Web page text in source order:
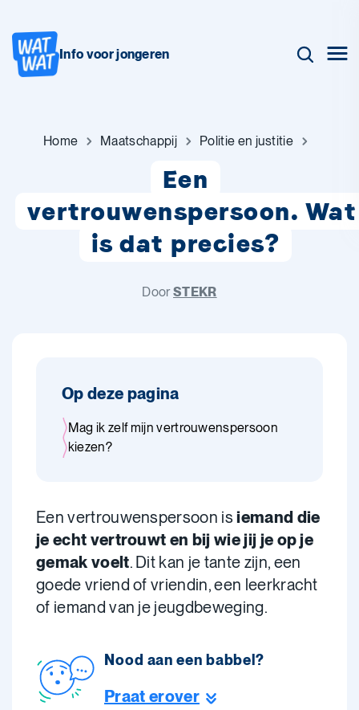
Info voor jongeren
Home Maatschappij Politie en justitie
Een
vertrouwenspersoon. Wat
is dat precies?
DoorSTEKR
Op deze pagina
Mag ik zelf mijn vertrouwenspersoon
kiezen?
Een vertrouwenspersoon isiemand die
je echt vertrouwt en bij wie jij je op je
gemak voelt. Dit kan je tante zijn, een
goede vriend of vriendin, een leerkracht
of iemand van je jeugdbeweging.
Nood aan een babbel?
Praat erover